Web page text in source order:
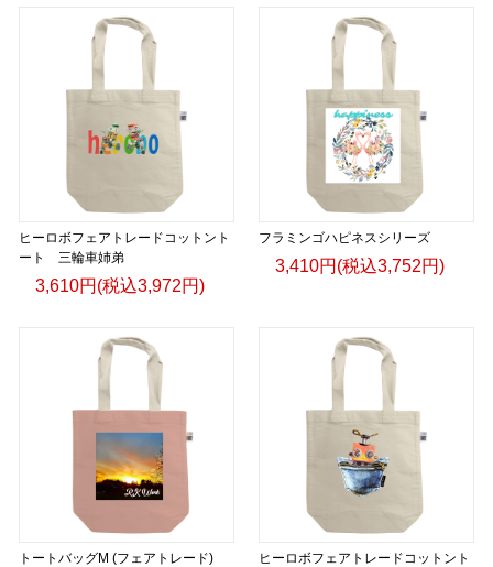
日本語版: https://amzn.asia/d/fMWTZVg
小説 [刺すように燃えるような眼差しは] -Version2.
挿画&グッズカタログ <デザイン画集:BEST版>
＜著者:絵本/挿画作成＞ 凛々風 猛 -リリカゼタケル
日本語版: https://amzn.asia/d/hMo8oB0
▶︎小説 [刺すように燃えるような眼差しは]
-Comics Style Version.
挿画&グッズカタログ <デザイン画集:BEST版>
＜著者/絵本:挿画作成＞ 凛々風 猛 -リリカゼタケル
日本語版: https://amzn.asia/d/gPVyU1t
＿＿＿＿＿＿＿＿＿＿＿＿＿＿＿＿＿＿＿＿＿＿
▶︎SUZURI https://suzuri.jp/ririkazetakeru
▶︎UP-T up-t.jp/creator/66b9c067ae64e
▶︎GICLEEPOD
https://gicleepod.com/store/artist-ririkazetakeru
ヒーロボフェアトレードコットント
ート 三輪車姉弟
3,610円(税込3,972円)
フラミンゴハピネスシリーズ
3,410円(税込3,752円)
トートバッグM (フェアトレード)
ヒーロボフェアトレードコットント